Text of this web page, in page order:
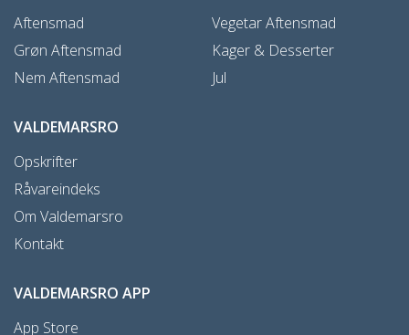
Aftensmad
Grøn Aftensmad
Nem Aftensmad
Vegetar Aftensmad
Kager & Desserter
Jul
VALDEMARSRO
Opskrifter
Råvareindeks
Om Valdemarsro
Kontakt
VALDEMARSRO APP
App Store